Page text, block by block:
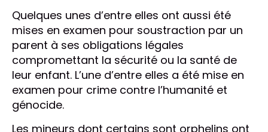
Quelques unes d’entre elles ont aussi été
mises en examen pour soustraction par un
parent à ses obligations légales
compromettant la sécurité ou la santé de
leur enfant. L’une d’entre elles a été mise en
examen pour crime contre l’humanité et
génocide.
Les mineurs dont certains sont orphelins ont